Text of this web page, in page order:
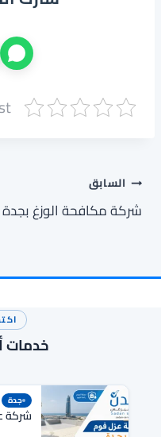
تصفّح
المقالات
السابق
شركة مكافحة الوزغ بجدة
خدمات
جدة
شركة